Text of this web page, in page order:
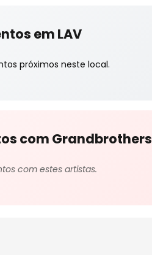
em LAV
próximos neste local.
com Grandbrothers
com estes artistas.